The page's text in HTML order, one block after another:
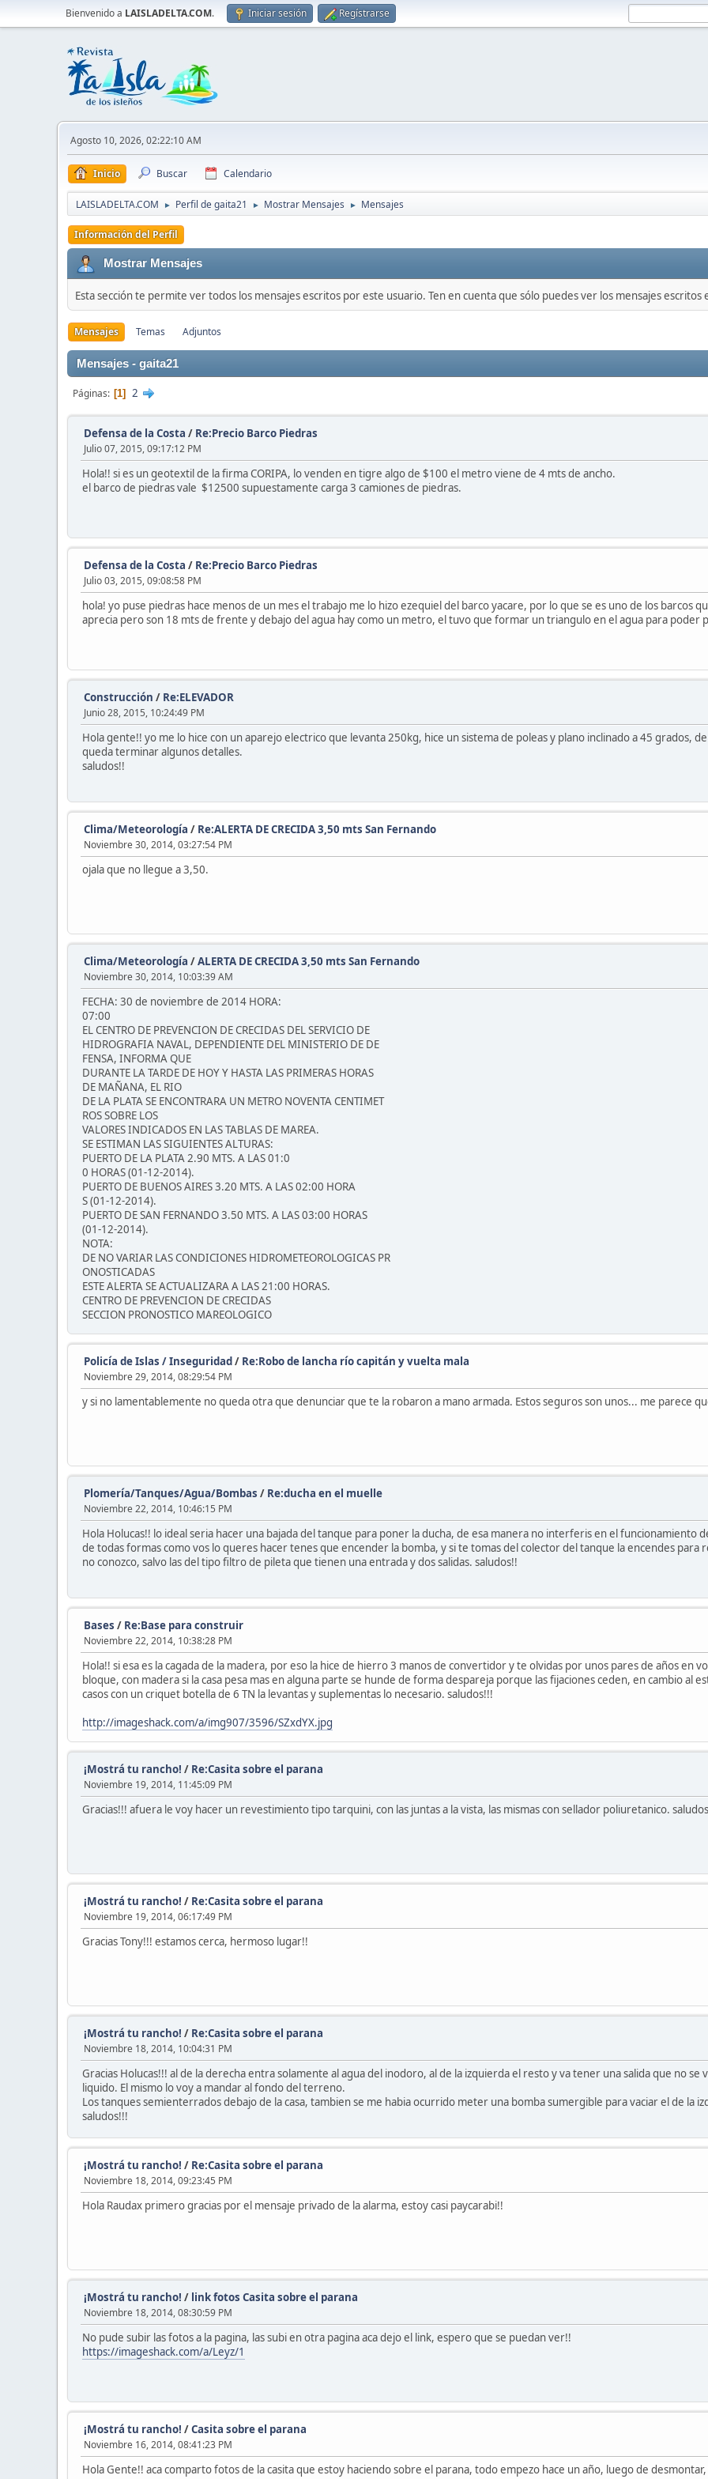
Bienvenido a LAISLADELTA.COM. Iniciar sesión Regístrarse
Agosto 10, 2026, 02:22:10 AM
Inicio Buscar Calendario
LAISLADELTA.COM ► Perfil de gaita21 ► Mostrar Mensajes ► Mensajes
Información del Perfil
Mostrar Mensajes
Esta sección te permite ver todos los mensajes escritos por este usuario. Ten en cuenta que sólo puedes ver los mensajes escritos
Mensajes Temas Adjuntos
Mensajes - gaita21
Páginas 1 2
Defensa de la Costa / Re:Precio Barco Piedras
Julio 07, 2015, 09:17:12 PM
Hola!! si es un geotextil de la firma CORIPA, lo venden en tigre algo de $100 el metro viene de 4 mts de ancho.
el barco de piedras vale $12500 supuestamente carga 3 camiones de piedras.
Defensa de la Costa / Re:Precio Barco Piedras
Julio 03, 2015, 09:08:58 PM
hola! yo puse piedras hace menos de un mes el trabajo me lo hizo ezequiel del barco yacare, por lo que se es uno de los barcos
aprecia pero son 18 mts de frente y debajo del agua hay como un metro, el tuvo que formar un triangulo en el agua para poder
Construcción / Re:ELEVADOR
Junio 28, 2015, 10:24:49 PM
Hola gente!! yo me lo hice con un aparejo electrico que levanta 250kg, hice un sistema de poleas y plano inclinado a 45 grados,
queda terminar algunos detalles.
saludos!!
Clima/Meteorología / Re:ALERTA DE CRECIDA 3,50 mts San Fernando
Noviembre 30, 2014, 03:27:54 PM
ojala que no llegue a 3,50.
Clima/Meteorología /ALERTA DE CRECIDA 3,50 mts San Fernando
Noviembre 30, 2014, 10:03:39 AM
FECHA: 30 de noviembre de 2014 HORA:
07:00
EL CENTRO DE PREVENCION DE CRECIDAS DEL SERVICIO DE
HIDROGRAFIA NAVAL, DEPENDIENTE DEL MINISTERIO DE DE
FENSA, INFORMA QUE
DURANTE LA TARDE DE HOY Y HASTA LAS PRIMERAS HORAS
DE MAÑANA, EL RIO
DE LA PLATA SE ENCONTRARA UN METRO NOVENTA CENTIMET
ROS SOBRE LOS
VALORES INDICADOS EN LAS TABLAS DE MAREA.
SE ESTIMAN LAS SIGUIENTES ALTURAS:
PUERTO DE LA PLATA 2.90 MTS. A LAS 01:0
0 HORAS (01-12-2014).
PUERTO DE BUENOS AIRES 3.20 MTS. A LAS 02:00 HORA
S (01-12-2014).
PUERTO DE SAN FERNANDO 3.50 MTS. A LAS 03:00 HORAS
(01-12-2014).
NOTA:
DE NO VARIAR LAS CONDICIONES HIDROMETEOROLOGICAS PR
ONOSTICADAS
ESTE ALERTA SE ACTUALIZARA A LAS 21:00 HORAS.
CENTRO DE PREVENCION DE CRECIDAS
SECCION PRONOSTICO MAREOLOGICO
Policía de Islas / Inseguridad/ Re:Robo de lancha río capitán y vuelta mala
Noviembre 29, 2014, 08:29:54 PM
y si no lamentablemente no queda otra que denunciar que te la robaron a mano armada. Estos seguros son unos... me parece
Plomería/Tanques/Agua/Bombas / Re:ducha en el muelle
Noviembre 22, 2014, 10:46:15 PM
Hola Holucas!! lo ideal seria hacer una bajada del tanque para poner la ducha, de esa manera no interferis en el funcionamiento
de todas formas como vos lo queres hacer tenes que encender la bomba, y si te tomas del colector del tanque la encendes para
no conozco, salvo las del tipo filtro de pileta que tienen una entrada y dos salidas. saludos!!
Bases / Re:Base para construir
Noviembre 22, 2014, 10:38:28 PM
Hola!! si esa es la cagada de la madera, por eso la hice de hierro 3 manos de convertidor y te olvidas por unos pares de años en
bloque, con madera si la casa pesa mas en alguna parte se hunde de forma despareja porque las fijaciones ceden, en cambio al
casos con un criquet botella de 6 TN la levantas y suplementas lo necesario. saludos!!!
http://imageshack.com/a/img907/3596/SZxdYX.jpg
¡Mostrá tu rancho! / Re:Casita sobre el parana
Noviembre 19, 2014, 11:45:09 PM
Gracias!!! afuera le voy hacer un revestimiento tipo tarquini, con las juntas a la vista, las mismas con sellador poliuretanico.
¡Mostrá tu rancho! / Re:Casita sobre el parana
Noviembre 19, 2014, 06:17:49 PM
Gracias Tony!!! estamos cerca, hermoso lugar!!
¡Mostrá tu rancho! / Re:Casita sobre el parana
Noviembre 18, 2014, 10:04:31 PM
Gracias Holucas!!! al de la derecha entra solamente al agua del inodoro, al de la izquierda el resto y va tener una salida que no
liquido. El mismo lo voy a mandar al fondo del terreno.
Los tanques semienterrados debajo de la casa, tambien se me habia ocurrido meter una bomba sumergible para vaciar el de la
saludos!!!
¡Mostrá tu rancho! / Re:Casita sobre el parana
Noviembre 18, 2014, 09:23:45 PM
Hola Raudax primero gracias por el mensaje privado de la alarma, estoy casi paycarabi!!
¡Mostrá tu rancho! / link fotos Casita sobre el parana
Noviembre 18, 2014, 08:30:59 PM
No pude subir las fotos a la pagina, las subi en otra pagina aca dejo el link, espero que se puedan ver!!
https://imageshack.com/a/Leyz/1
¡Mostrá tu rancho! /Casita sobre el parana
Noviembre 16, 2014, 08:41:23 PM
Hola Gente!! aca comparto fotos de la casita que estoy haciendo sobre el parana, todo empezo hace un año, luego de